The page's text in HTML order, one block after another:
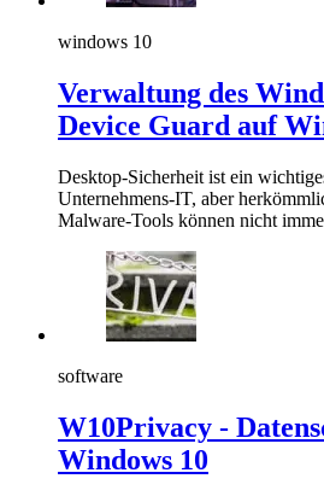
windows 10
Verwaltung des
Device Guard auf
Desktop-Sicherheit ist ein
Unternehmens-IT, aber
Malware-Tools können nicht
software
W10Privacy -
Windows 10